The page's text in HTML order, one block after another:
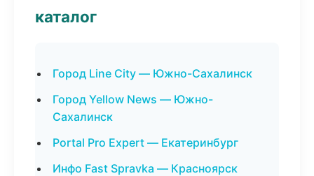
каталог
Город Line City — Южно-Сахалинск
Город Yellow News — Южно-
Сахалинск
Portal Pro Expert — Екатеринбург
Инфо Fast Spravka — Красноярск